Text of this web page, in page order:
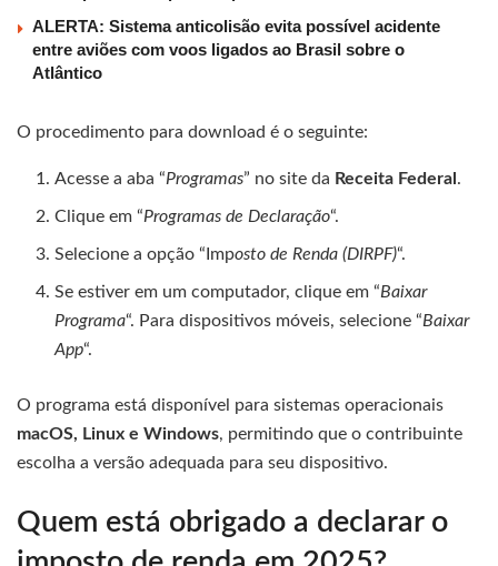
ALERTA: Sistema anticolisão evita possível acidente
entre aviões com voos ligados ao Brasil sobre o
Atlântico
O procedimento para download é o seguinte:
Acesse a aba “Programas” no site da Receita Federal .
Clique em “Programas de Declaração“.
Selecione a opção “Imposto de Renda (DIRPF)“.
Se estiver em um computador, clique em “Baixar
Programa“. Para dispositivos móveis, selecione “Baixar
App“.
O programa está disponível para sistemas operacionais
macOS, Linux e Windows, permitindo que o contribuinte
escolha a versão adequada para seu dispositivo.
Quem está obrigado a declarar o